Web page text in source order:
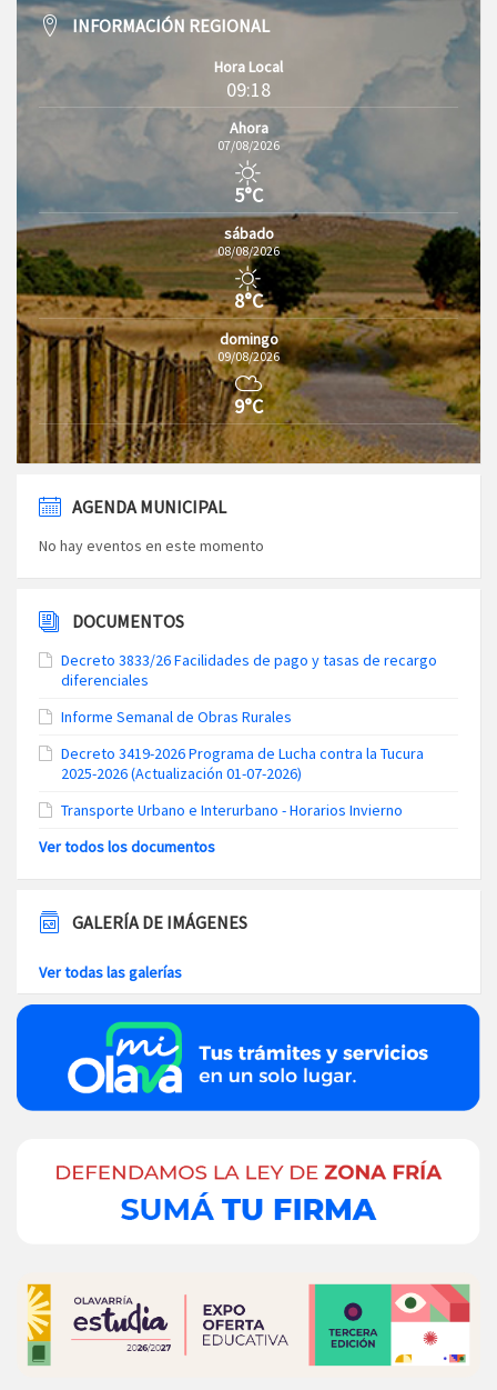
INFORMACIÓN REGIONAL
Hora Local
09:18
Ahora
07/08/2026
5°C
sábado
08/08/2026
8°C
domingo
09/08/2026
9°C
AGENDA MUNICIPAL
No hay eventos en este momento
DOCUMENTOS
Decreto 3833/26 Facilidades de pago y tasas de recargo
diferenciales
Informe Semanal de Obras Rurales
Decreto 3419-2026 Programa de Lucha contra la Tucura
2025-2026 (Actualización 01-07-2026)
Transporte Urbano e Interurbano - Horarios Invierno
Ver todos los documentos
GALERÍA DE IMÁGENES
Ver todas las galerías